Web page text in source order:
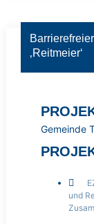
‚Reitmeier‘
Gemeinde
und